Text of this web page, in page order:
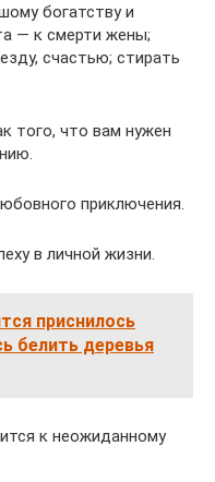
богатству и
— к смерти жены;
счастью; стирать
того, что вам нужен
приключения.
в личной жизни.
приснилось
белить деревья
к неожиданному